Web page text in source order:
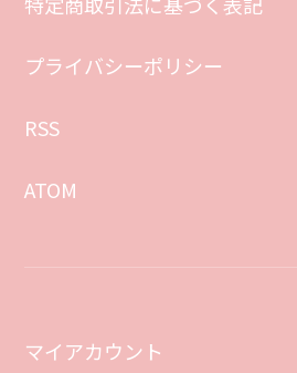
プライバシーポリシー
RSS
ATOM
マイアカウント